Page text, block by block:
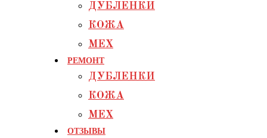
ДУБЛЕНКИ
КОЖА
МЕХ
РЕМОНТ
ДУБЛЕНКИ
КОЖА
МЕХ
ОТЗЫВЫ